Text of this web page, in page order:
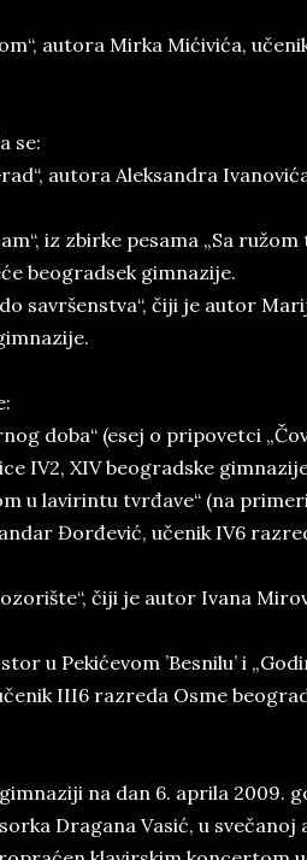
autora Mirka Mićivića,
se:
autora Aleksandra
iz zbirke pesama „Sa
beogradsek gimnazije.
savršenstva“, čiji je autor
doba“ (esej o pripovetci
IV2, XIV beogradske
u lavirintu tvrđave“ (na
Đorđević, učenik IV6
čiji je autor Ivana
u Pekićevom ’Besnilu’ i
III6 razreda Osme
na dan 6. aprila 2009.
Dragana Vasić, u svečanoj